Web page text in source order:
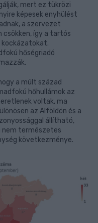
mert ez tükrözi
képesek enyhülést
a szervezet
csökken, így a tartós
kockázatokat.
hőségriadó
a múlt század
hőhullámok az
voltak, ma
az Alföldön és a
állítható,
nem természetes
következménye.